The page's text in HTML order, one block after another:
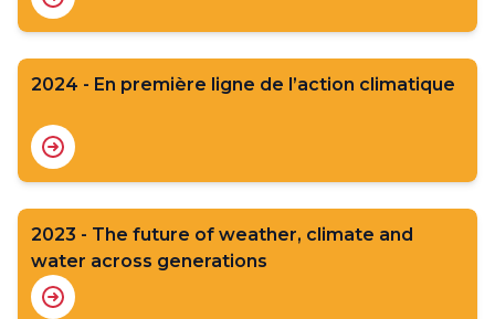
2024 - En première ligne de l’action climatique
2023 - The future of weather, climate and
water across generations